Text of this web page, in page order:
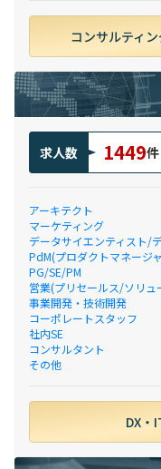
コンサルティ
求人数 1449件
アーキテクト
マーケティング
データサイエンティスト/
PdM(プロダクトマネージ
PG/SE/PM
営業(プリセールス/ソリュ
事業開発・技術開発
コーポレートスタッフ
社内SE
コンサルタント
その他
DX・